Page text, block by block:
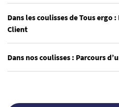
Dans les coulisses de Tous ergo
Client
Dans nos coulisses : Parcours